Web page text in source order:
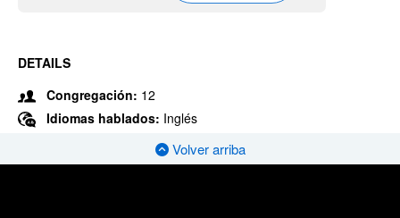
DETAILS
Congregación: 12
Idiomas hablados: Inglés
Volver arriba